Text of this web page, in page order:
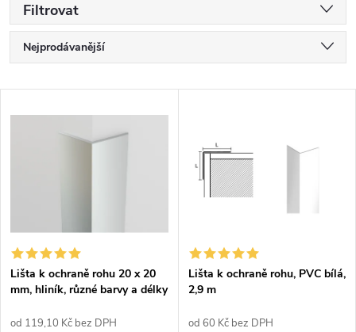
Filtrovat
Řazení produktů
Nejprodávanější
Abecedně
Lišta k ochraně rohu 20 x 20
mm, hliník, různé barvy a délky
od 119,10 Kč bez DPH
Lišta k ochraně rohu, PVC bílá,
2,9 m
od 60 Kč bez DPH